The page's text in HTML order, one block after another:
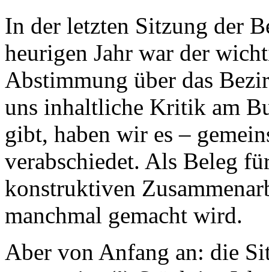
In der letzten Sitzung der
heurigen Jahr war der
Abstimmung über das
uns inhaltliche Kritik am
gibt, haben wir es –
verabschiedet. Als Beleg
konstruktiven
manchmal gemacht wird.
Aber von Anfang an: die